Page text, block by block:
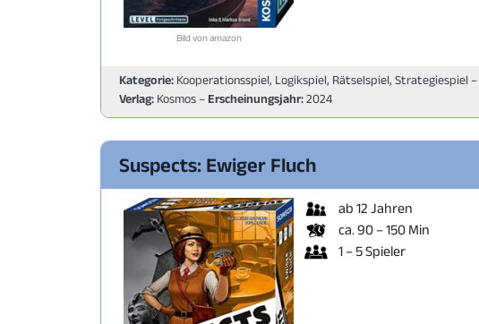
Bild von amazon
Kategorie: Kooperationsspiel, Logikspiel, Rätselspiel, Strategiespiel –
Verlag: Kosmos – Erscheinungsjahr:2024
Suspects: Ewiger Fluch
ab 12 Jahren
ca. 90 – 150 Min
1 – 5 Spieler